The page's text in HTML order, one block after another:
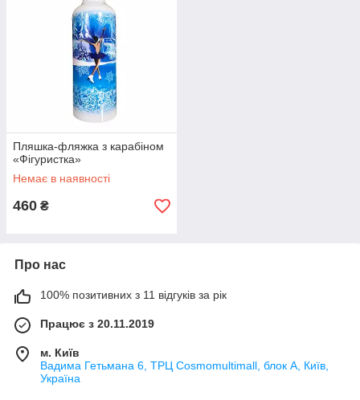
Пляшка-фляжка з карабіном
«Фігуристка»
Немає в наявності
460 ₴
Про нас
100% позитивних з 11 відгуків за рік
Працює з 20.11.2019
м. Київ
Вадима Гетьмана 6, ТРЦ Cosmomultimall, блок А, Київ,
Україна